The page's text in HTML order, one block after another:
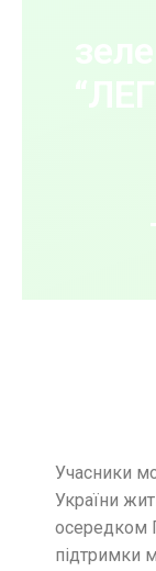
Учасники
України
осередком
підтримки